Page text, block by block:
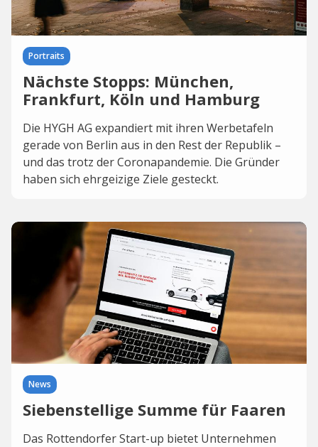
Portraits
Nächste Stopps: München,
Frankfurt, Köln und Hamburg
Die HYGH AG expandiert mit ihren Werbetafeln
gerade von Berlin aus in den Rest der Republik –
und das trotz der Coronapandemie. Die Gründer
haben sich ehrgeizige Ziele gesteckt.
News
Siebenstellige Summe für Faaren
Das Rottendorfer Start-up bietet Unternehmen